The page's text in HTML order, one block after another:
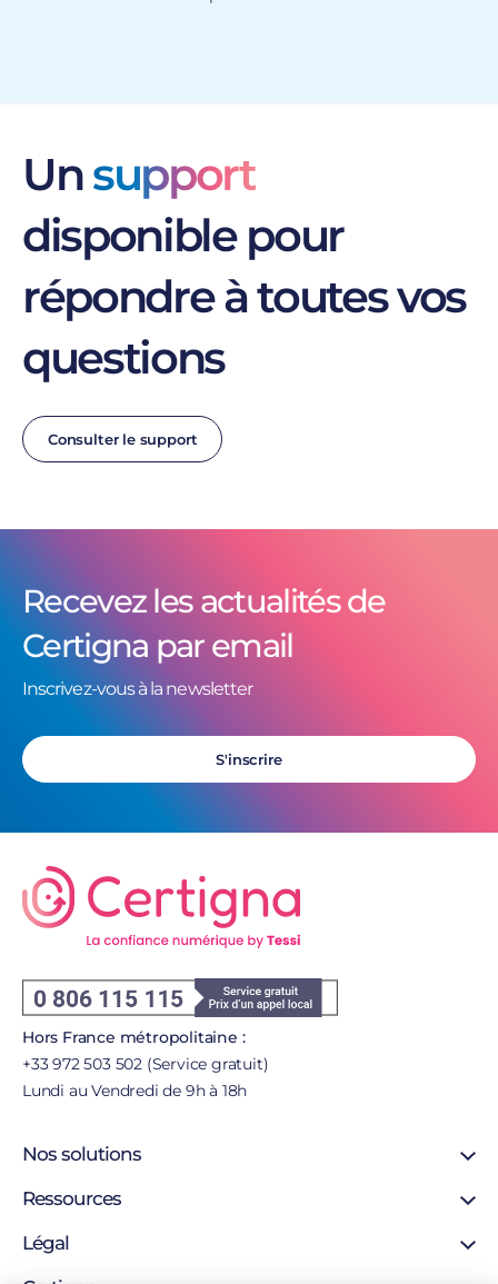
Unsupport
disponible pour
répondre à toutes vos
questions
Consulter le support
Recevez les actualités de
Certigna par email
Inscrivez-vous à la newsletter
S'inscrire
Hors France métropolitaine :
+33 972 503 502 (Service gratuit)
Lundi au Vendredi de 9h à 18h
Nos solutions
Certificat SSL
Certificat personne physique
Ressources
Support
Blog
Légal
Mentions légales